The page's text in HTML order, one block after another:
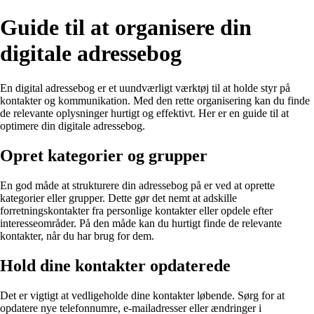
Guide til at organisere din
digitale adressebog
En digital adressebog er et uundværligt værktøj til at holde styr på
kontakter og kommunikation. Med den rette organisering kan du finde
de relevante oplysninger hurtigt og effektivt. Her er en guide til at
optimere din digitale adressebog.
Opret kategorier og grupper
En god måde at strukturere din adressebog på er ved at oprette
kategorier eller grupper. Dette gør det nemt at adskille
forretningskontakter fra personlige kontakter eller opdele efter
interesseområder. På den måde kan du hurtigt finde de relevante
kontakter, når du har brug for dem.
Hold dine kontakter opdaterede
Det er vigtigt at vedligeholde dine kontakter løbende. Sørg for at
opdatere nye telefonnumre, e-mailadresser eller ændringer i